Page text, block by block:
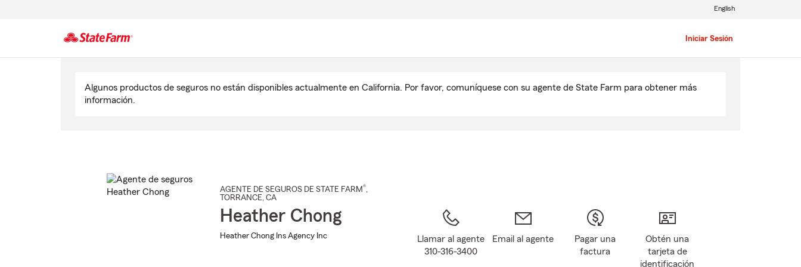
Iniciar Sesión
English
Algunos productos de seguros no están disponibles actualmente en California. Por favor, comuníquese con su agente de State Farm para obtener más
información.
AGENTE DE SEGUROS DE STATE FARM®,
TORRANCE, CA
Heather Chong
Heather Chong Ins Agency Inc
Llamar al agente
310-316-3400
Email al agente
Pagar una
factura
Obtén una
tarjeta de
identificación